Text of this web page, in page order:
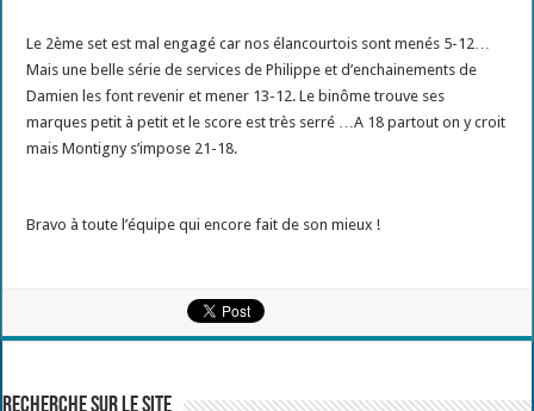
Le 2ème set est mal engagé car nos élancourtois sont menés 5-12…
Mais une belle série de services de Philippe et d’enchainements de
Damien les font revenir et mener 13-12. Le binôme trouve ses
marques petit à petit et le score est très serré …A 18 partout on y croit
mais Montigny s’impose 21-18.
Bravo à toute l’équipe qui encore fait de son mieux !
Recherche sur le site